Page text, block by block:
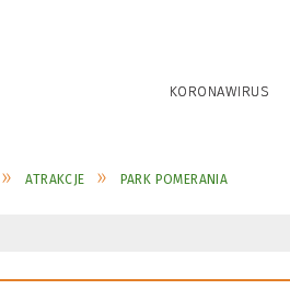
KORONAWIRUS
ATRAKCJE PARK POMERANIA